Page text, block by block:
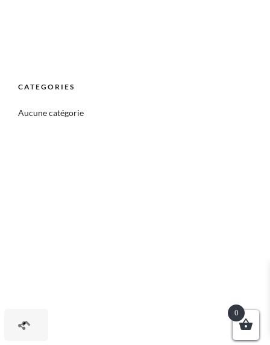
CATEGORIES
Aucune catégorie
0